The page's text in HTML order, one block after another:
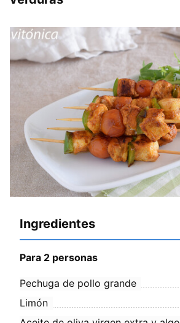
Ingredientes
Para 2 personas
Pechuga de pollo grande
Limón